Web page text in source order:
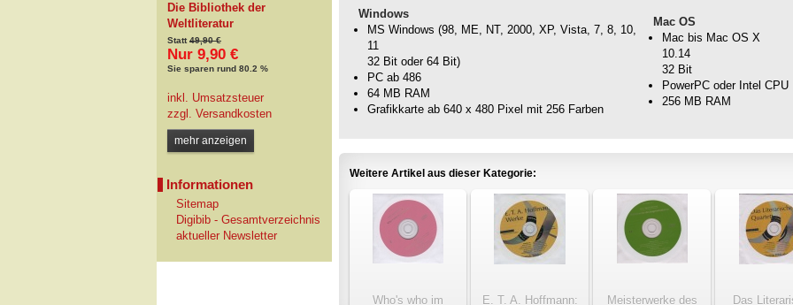
Die Bibliothek der
Weltliteratur
Statt49,90 €
Nur 9,90 €
Sie sparen rund 80.2 %
inkl. Umsatzsteuer
zzgl. Versandkosten
mehr anzeigen
Informationen
Sitemap
Digibib - Gesamtverzeichnis
aktueller Newsletter
Windows
MS Windows (98, ME, NT, 2000, XP, Vista, 7, 8, 10,
11
32 Bit oder 64 Bit)
PC ab 486
64 MB RAM
Grafikkarte ab 640 x 480 Pixel mit 256 Farben
Mac OS
Mac bis Mac OS X
10.14
32 Bit
PowerPC oder Intel CPU
256 MB RAM
Weitere Artikel aus dieser Kategorie:
Who's who im E. T. A. Hoffmann: Meisterwerke des Das